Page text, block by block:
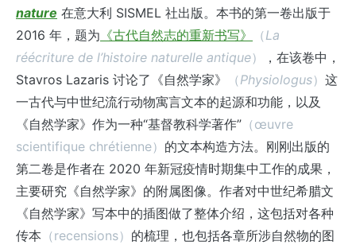
nature 在意大利 SISMEL 社出版。本书的第一卷出版于
2016 年，题为 《古代自然志的重新书写》 （La
réécriture de l’histoire naturelle antique）
，在该卷中，
Stavros Lazaris 讨论了《自然学家》
（Physiologus） 这
一古代与中世纪流行动物寓言文本的起源和功能，以及
《自然学家》作为一种“基督教科学著作” （œuvre
scientifique chrétienne） 的文本构造方法。刚刚出版的
第二卷是作者在 2020 年新冠疫情时期集中工作的成果，
主要研究《自然学家》的附属图像。作者对中世纪希腊文
《自然学家》写本中的插图做了整体介绍，这包括对各种
传本 （recensions） 的梳理，也包括各章所涉自然物的图